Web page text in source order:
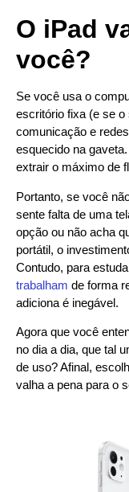
O iPad
você?
Se você usa o
escritório fixa (e se
comunicação e
esquecido na
extrair o máximo de
Portanto, se você
sente falta de uma
opção ou não acha
portátil, o
Contudo, para
trabalham de forma
adiciona é inegável.
Agora que você
no dia a dia, que tal
de uso? Afinal,
valha a pena para o